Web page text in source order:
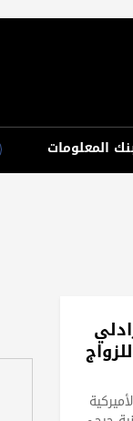
المعلومات